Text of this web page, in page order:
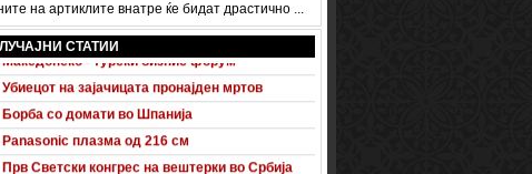
на артиклите внатре ќе бидат драстично ...
СТАТИИ
Audi A5 Sportback потполно разоткриен
Македонско - турски бизнис форум
Убиецот на зајачицата пронајден мртов
Борба со домати во Шпанија
Panasonic плазма од 216 см
Прв Светски конгрес на вештерки во Србија